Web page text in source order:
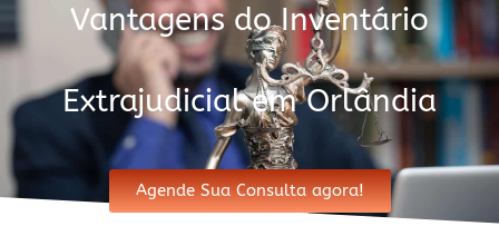
Vantagens do Inventário
Extrajudicial em Orlândia
Agende Sua Consulta agora!